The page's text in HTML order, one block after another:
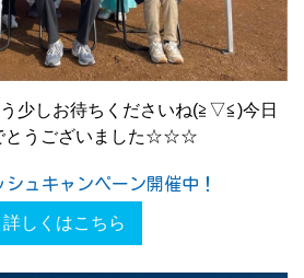
少しお待ちくださいね(≧▽≦)今日
とうございました☆☆☆
シュキャンペーン開催中！
詳しくはこちら